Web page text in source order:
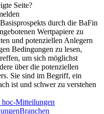
Seite?
durch die BaFin
Wertpapiere zu
und potenziellen Anlegern
Bedingungen zu lesen,
um sich möglichst
über die potenziellen
Sie sind im Begriff, ein
ist und schwer zu verstehen
hoc-Mitteilungen
Branchen